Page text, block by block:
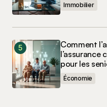
Immobilier
Comment
l’assurance
pour les
Économie